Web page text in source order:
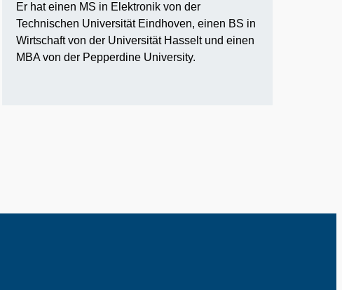
Er hat einen MS in Elektronik von der
Technischen Universität Eindhoven, einen BS in
Wirtschaft von der Universität Hasselt und einen
MBA von der Pepperdine University.